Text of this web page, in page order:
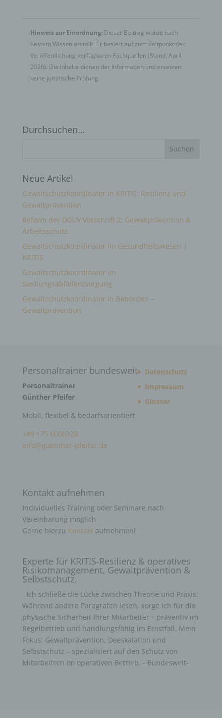
Hinweis zur Einordnung:Dieser Beitrag wurde nach
bestem Wissen erstellt. Er basiert auf zum Zeitpunkt der
Veröffentlichung verfügbaren Fachquellen (Stand: April
2026). Die Inhalte dienen der Information und ersetzen
keine juristische Prüfung.
Durchsuchen…
Neue Artikel
Gewaltschutzkoordinator in KRITIS: Resilienz und
Gewaltprävention
Reform der DGUV Vorschrift 2: Gewaltprävention &
Arbeitsschutz
Gewaltschutzkoordinator im Gesundheitswesen |
KRITIS
Gewaltschutzkoordinator im
Siedlungsabfallentsorgung
Gewaltschutzkoordinator in Behörden –
Gewaltprävention
Personaltrainer bundesweit
Personaltrainer
Günther Pfeifer
Mobil, flexibel & bedarfsorientiert
+49 175 6000328
info@guenther-pfeifer.de
Datenschutz
Impressum
Glossar
Kontakt aufnehmen
Individuelles Training oder Seminare nach
Vereinbarung möglich
Gerne hierzu Kontaktaufnehmen!
Experte für KRITIS-Resilienz & operatives
Risikomanagement. Gewaltprävention &
Selbstschutz.
Ich schließe die Lücke zwischen Theorie und Praxis:
Während andere Paragrafen lesen, sorge ich für die
physische Sicherheit Ihrer Mitarbeiter – präventiv im
Regelbetrieb und handlungsfähig im Ernstfall. Mein
Fokus: Gewaltprävention, Deeskalation und
Selbstschutz – spezialisiert auf den Schutz von
Mitarbeitern im operativen Betrieb. - Bundesweit-